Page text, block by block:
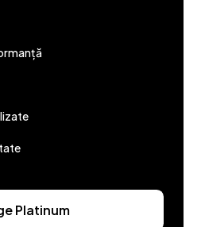
Platinum